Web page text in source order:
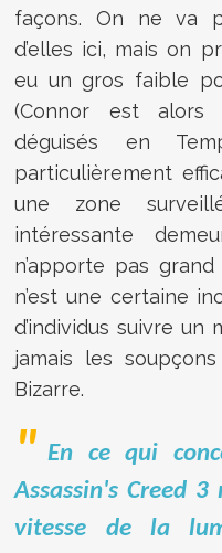
façons. On ne va
d’elles ici, mais on
eu un gros faible
(Connor est alors
déguisés en
particulièrement
une zone
intéressante
n’apporte pas
n’est une certaine
d’individus suivre un
jamais les
Bizarre.
En ce qui
Assassin's Creed
vitesse de la